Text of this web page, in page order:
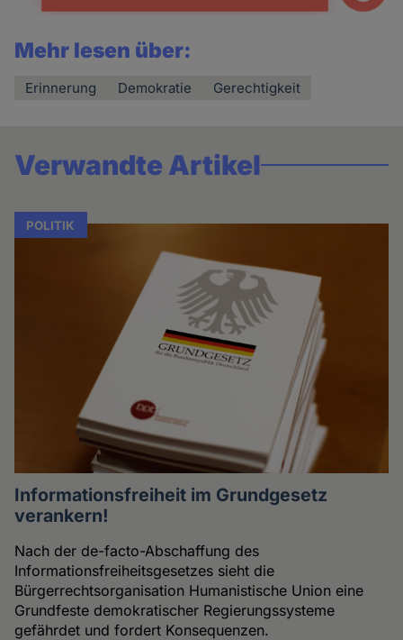
Mehr lesen über:
Erinnerung Demokratie Gerechtigkeit
Verwandte Artikel
POLITIK
Informationsfreiheit im Grundgesetz
verankern!
Nach der de-facto-Abschaffung des
Informationsfreiheitsgesetzes sieht die
Bürgerrechtsorganisation Humanistische Union eine
Grundfeste demokratischer Regierungssysteme
gefährdet und fordert Konsequenzen.